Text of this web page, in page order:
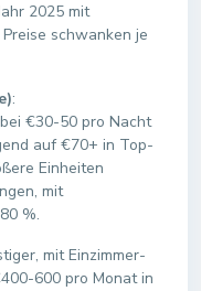
2025 mit
schwanken je
:
€30-50 pro Nacht
auf €70+ in Top-
Einheiten
mit
%.
mit Einzimmer-
600 pro Monat in